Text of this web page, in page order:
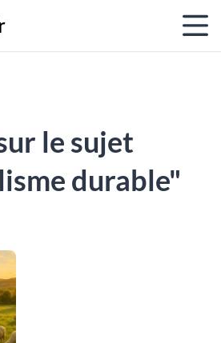
le sujet
durable"